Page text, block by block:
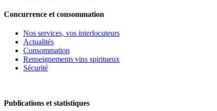
Concurrence et consommation
Nos services, vos interlocuteurs
Actualités
Consommation
Renseignements vins spiritueux
Sécurité
Publications et statistiques